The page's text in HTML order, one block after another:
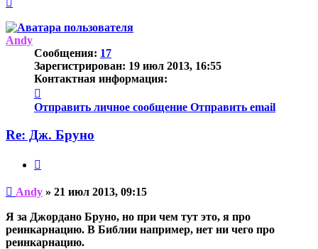
началу
Andy
Сообщения: 17
Зарегистрирован: 19 июл 2013, 16:55
Контактная информация:
информация
пользователя
Andy
Отправить личное сообщение Отправить email
Re: Дж. Бруно
Непрочитанное
сообщение
Andy » 21 июл 2013, 09:15
Я за Джордано Бруно, но при чем тут это, я про
реинкарнацию. В Библии например, нет ни чего про
реинкарнацию.